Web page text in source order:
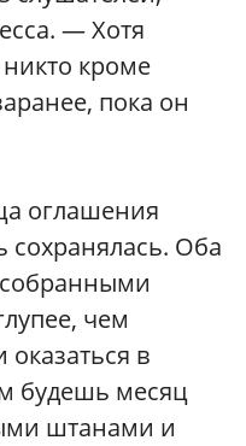
— Хотя
кроме
пока он
оглашения
сохранялась. Оба
чем
оказаться в
будешь месяц
штанами и